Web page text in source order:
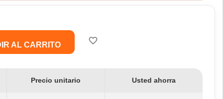
AL CARRITO favorite_border
Precio unitario Usted ahorra